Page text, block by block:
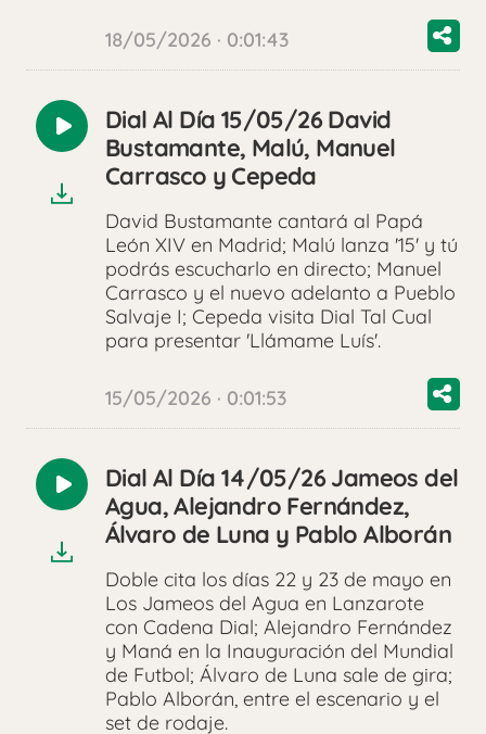
18/05/2026 · 0:01:43
Reproducir
audio
Dial Al Día 15/05/26 David
Bustamante, Malú, Manuel
Carrasco y Cepeda
David Bustamante cantará al Papá
León XIV en Madrid; Malú lanza '15' y tú
podrás escucharlo en directo; Manuel
Carrasco y el nuevo adelanto a Pueblo
Salvaje I; Cepeda visita Dial Tal Cual
para presentar 'Llámame Luís'.
15/05/2026 · 0:01:53
Reproducir
audio
Dial Al Día 14/05/26 Jameos del
Agua, Alejandro Fernández,
Álvaro de Luna y Pablo Alborán
Doble cita los días 22 y 23 de mayo en
Los Jameos del Agua en Lanzarote
con Cadena Dial; Alejandro Fernández
y Maná en la Inauguración del Mundial
de Futbol; Álvaro de Luna sale de gira;
Pablo Alborán, entre el escenario y el
set de rodaje.